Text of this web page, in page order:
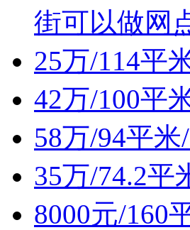
街可以做网
25万/114平
42万/100平
58万/94平
35万/74.2平
8000元/160